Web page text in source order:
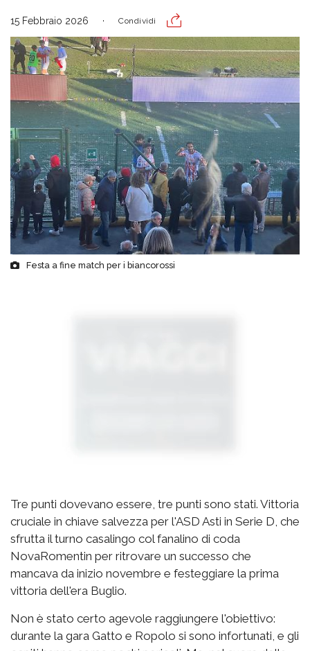
15 Febbraio 2026 Condividi
Festa a fine match per i biancorossi
Tre punti dovevano essere, tre punti sono stati. Vittoria
cruciale in chiave salvezza per l'ASD Asti in Serie D, che
sfrutta il turno casalingo col fanalino di coda
NovaRomentin per ritrovare un successo che
mancava da inizio novembre e festeggiare la prima
vittoria dell'era Buglio.
Non è stato certo agevole raggiungere l'obiettivo:
durante la gara Gatto e Ropolo si sono infortunati, e gli